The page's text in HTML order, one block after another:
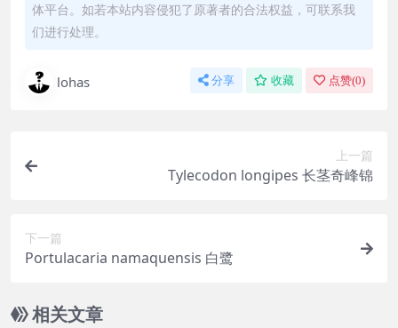
体平台。如若本站内容侵犯了原著者的合法权益，可联系我
们进行处理。
lohas 分享 收藏 点赞(0)
上一篇
Tylecodon longipes 长茎奇峰锦
下一篇
Portulacaria namaquensis 白鹭
相关文章